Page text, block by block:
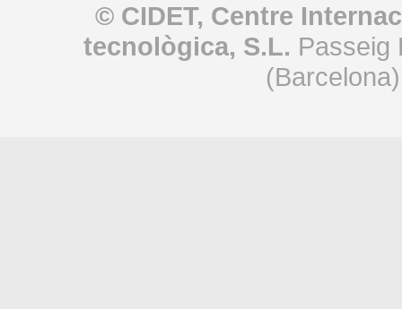
© CIDET, Centre
tecnològica, S.L. Passeig